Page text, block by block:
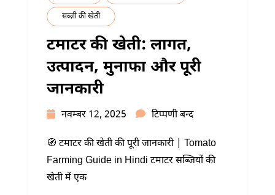
सब्ज़ी की खेती
टमाटर की खेती: लागत,
उत्पादन, मुनाफा और पूरी
जानकारी
नवम्बर 12, 2025 टिप्पणी बन्दटमाटर
खेती:
लागत,
🧭 टमाटर की खेती की पूरी जानकारी | Tomato
Farming Guide in Hindi टमाटर सब्जियों की
खेती में एक